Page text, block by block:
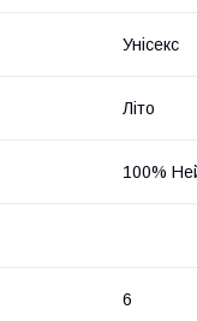
Унісекс
Літо
100%
6